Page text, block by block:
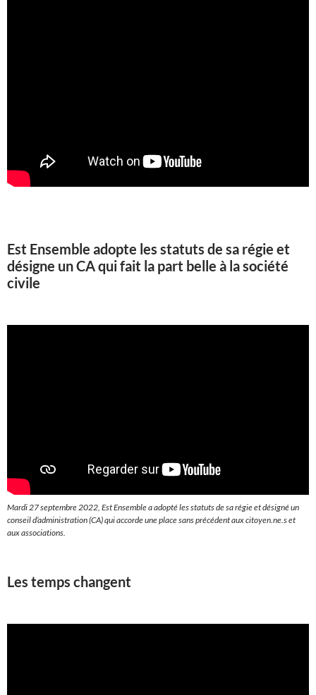
Est Ensemble adopte les statuts de sa régie et
désigne un CA qui fait la part belle à la société
civile
Mardi 27 septembre 2022, Est Ensemble a adopté les statuts de sa régie et désigné un
conseil d’administration (CA) qui accorde une place sans précédent aux citoyen.ne.s et
aux associations.
Les temps changent